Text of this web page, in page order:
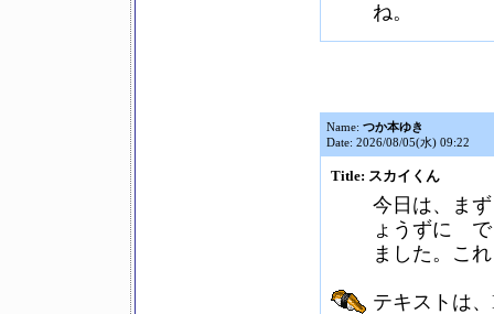
ね。
Name: つか本ゆき
Date: 2026/08/05(水) 09:22
Title: スカイくん
今日は、ま
ょうずに で
ました。こ
テキストは